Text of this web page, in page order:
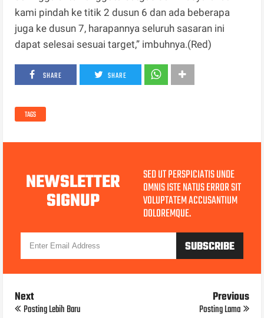
kami pindah ke titik 2 dusun 6 dan ada beberapa
juga ke dusun 7, harapannya seluruh sasaran ini
dapat selesai sesuai target,” imbuhnya.(Red)
SHARE SHARE
TAGS
NEWSLETTER
SIGNUP
SED UT PERSPICIATIS UNDE
OMNIS ISTE NATUS ERROR SIT
VOLUPTATEM ACCUSANTIUM
DOLOREMQUE.
Next
Posting Lebih Baru
Previous
Posting Lama